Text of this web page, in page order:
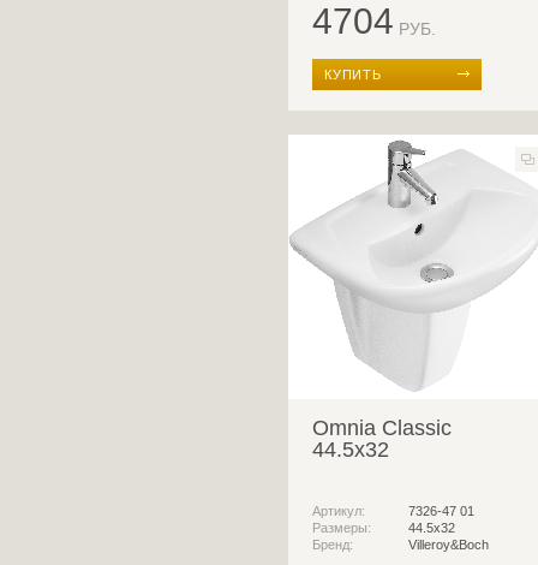
4704 РУБ.
КУПИТЬ
Omnia Classic
44.5x32
Артикул:
7326-47 01
Размеры:
44.5x32
Бренд:
Villeroy&Boch